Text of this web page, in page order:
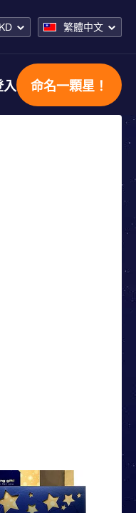
繁體中文
入 命名一顆星！